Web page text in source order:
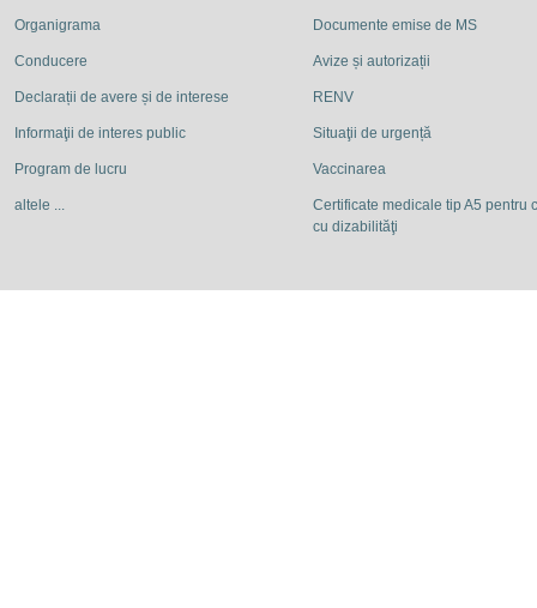
Organigrama
Conducere
Declarații de avere și de interese
Informaţii de interes public
Program de lucru
altele ...
Documente emise de MS
Avize și autorizații
RENV
Situaţii de urgență
Vaccinarea
Certificate medicale tip A5 pentru
cu dizabilităţi